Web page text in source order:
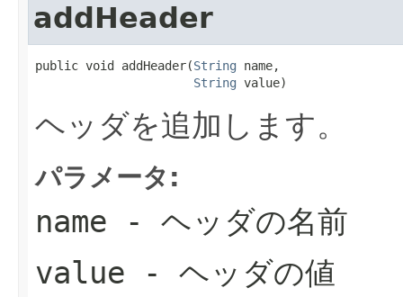
addHeader
public void addHeader(String name,
String value)
ヘッダを追加します。
パラメータ:
name - ヘッダの名前
value - ヘッダの値